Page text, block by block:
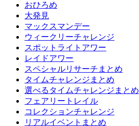
おひろめ
大発見
マックスマンデー
ウィークリーチャレンジ
スポットライトアワー
レイドアワー
スペシャルリサーチまとめ
タイムチャレンジまとめ
選べるタイムチャレンジまとめ
フェアリートレイル
コレクションチャレンジ
リアルイベントまとめ